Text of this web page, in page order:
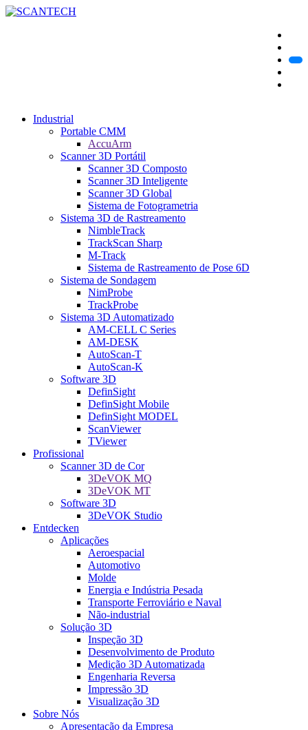
Industrial
Portable CMM
AccuArm
Scanner 3D Portátil
Scanner 3D Composto
Scanner 3D Inteligente
Scanner 3D Global
Sistema de Fotogrametria
Sistema 3D de Rastreamento
NimbleTrack
TrackScan Sharp
M-Track
Sistema de Rastreamento de Pose 6D
Sistema de Sondagem
NimProbe
TrackProbe
Sistema 3D Automatizado
AM-CELL C Series
AM-DESK
AutoScan-T
AutoScan-K
Software 3D
DefinSight
DefinSight Mobile
DefinSight MODEL
ScanViewer
TViewer
Profissional
Scanner 3D de Cor
3DeVOK MQ
3DeVOK MT
Software 3D
3DeVOK Studio
Entdecken
Aplicações
Aeroespacial
Automotivo
Molde
Energia e Indústria Pesada
Transporte Ferroviário e Naval
Não-industrial
Solução 3D
Inspeção 3D
Desenvolvimento de Produto
Medição 3D Automatizada
Engenharia Reversa
Impressão 3D
Visualização 3D
Sobre Nós
Apresentação da Empresa